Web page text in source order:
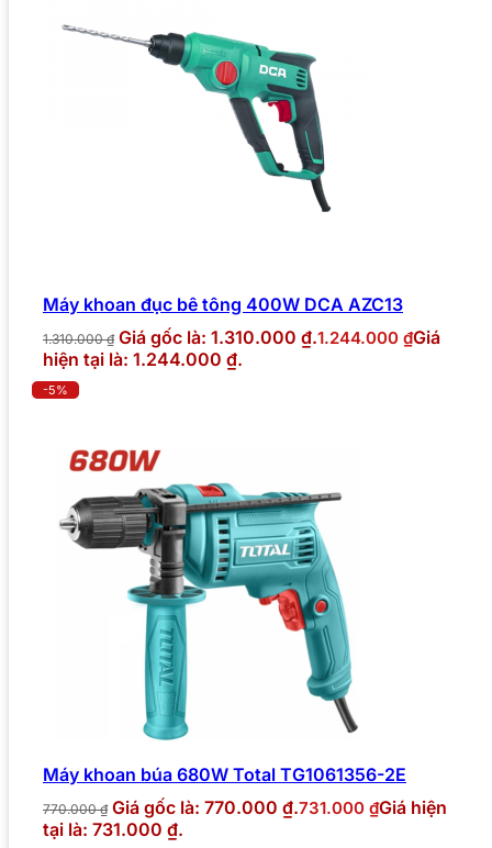
Máy khoan đục bê tông 400W DCA AZC13
1.310.000₫ Giá gốc là: 1.310.000 ₫.1.244.000 ₫Giá
hiện tại là: 1.244.000 ₫.
-5%
Máy khoan búa 680W Total TG1061356-2E
770.000₫ Giá gốc là: 770.000 ₫.731.000 ₫Giá hiện
tại là: 731.000 ₫.